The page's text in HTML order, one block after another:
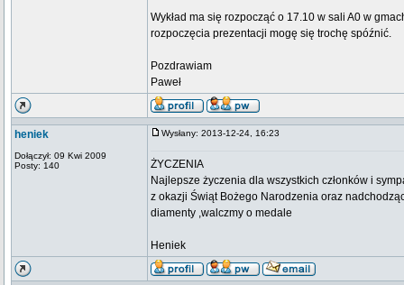
Wykład ma się rozpocząć o 17.10 w sali A0 w
rozpoczęcia prezentacji mogę się trochę spóźnić.
Pozdrawiam
Paweł
heniek
Dołączył: 09 Kwi 2009
Posty: 140
Wysłany: 2013-12-24, 16:23
ŻYCZENIA
Najlepsze życzenia dla wszystkich członków i
z okazji Świąt Bożego Narodzenia oraz
diamenty ,walczmy o medale
Heniek